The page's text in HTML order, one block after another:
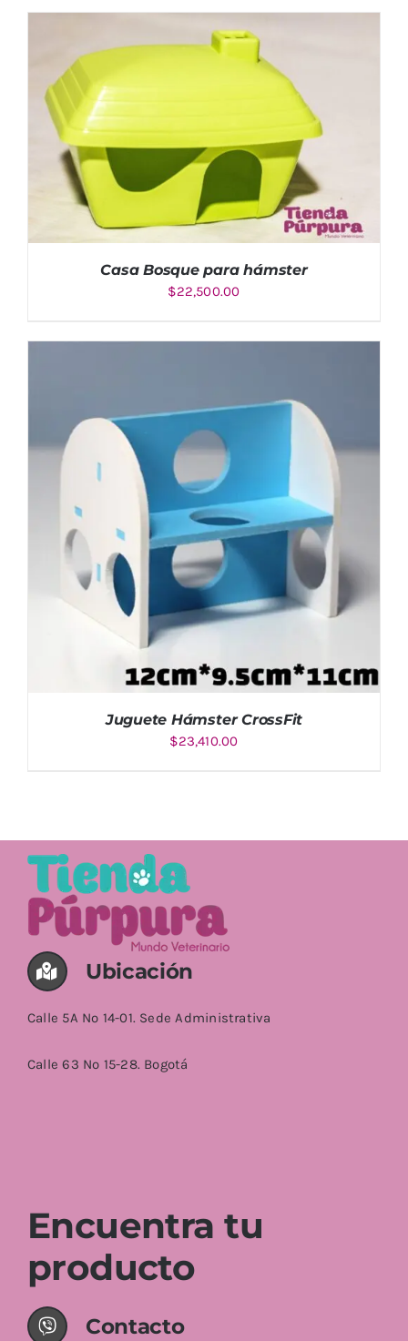
Casa Bosque para hámster
$22,500.00
AÑADIR AL CARRITO
Juguete Hámster CrossFit
$23,410.00
Ubicación
Calle 5A No 14-01. Sede Administrativa
Calle 63 No 15-28. Bogotá
Encuentra tu
producto
Contacto